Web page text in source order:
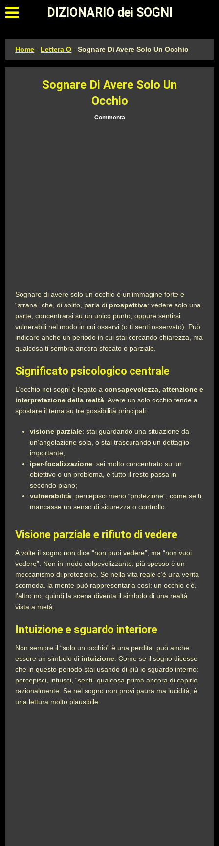
Apri il menu principale
DIZIONARIO dei SOGNI
Home - Lettera O -Sognare Di Avere Solo Un Occhio
Sognare Di Avere Solo Un
Occhio
Commenta
Sognare di avere solo un occhio è un’immagine forte e
“strana” che, di solito, parla di prospettiva: vedere solo una
parte, concentrarsi su un unico punto, oppure sentirsi
vulnerabili nel modo in cui osservi (o ti senti osservato). Può
indicare anche un periodo in cui stai cercando chiarezza, ma
qualcosa ti sembra ancora sfocato o parziale.
Significato psicologico centrale
L’occhio nei sogni è legato aconsapevolezza, attenzione e
interpretazione della realtà . Avere un solo occhio tende a
spostare il tema su tre possibilità principali:
visione parziale: stai guardando una situazione da
un’angolazione sola, o stai trascurando un dettaglio
importante;
iper-focalizzazione: sei molto concentrato su un
obiettivo o un problema, e tutto il resto passa in
secondo piano;
vulnerabilità: percepisci meno “protezione”, come se ti
mancasse un senso di sicurezza o controllo.
Visione parziale e rifiuto di vedere
A volte il sogno non dice “non puoi vedere”, ma “non vuoi
vedere”. Non in modo colpevolizzante: più spesso è un
meccanismo di protezione. Se nella vita reale c’è una verità
scomoda, la mente può rappresentarla così: un occhio c’è,
l’altro no, quindi la scena diventa il simbolo di una realtà
vista a metà.
Intuizione e sguardo interiore
Non sempre il “solo un occhio” è una perdita: può anche
essere un simbolo di intuizione . Come se il sogno dicesse
che in questo periodo stai usando di più lo sguardo interno:
percepisci, intuisci, “senti” qualcosa prima ancora di capirlo
razionalmente. Se nel sogno non provi paura ma lucidità, è
una lettura molto plausibile.